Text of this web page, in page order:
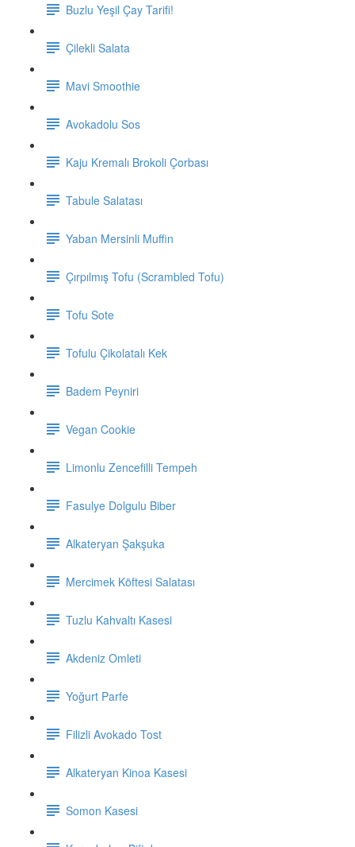
Buzlu Yeşil Çay Tarifi!
Çilekli Salata
Mavi Smoothie
Avokadolu Sos
Kaju Kremalı Brokoli Çorbası
Tabule Salatası
Yaban Mersinli Muffin
Çırpılmış Tofu (Scrambled Tofu)
Tofu Sote
Tofulu Çikolatalı Kek
Badem Peyniri
Vegan Cookie
Limonlu Zencefilli Tempeh
Fasulye Dolgulu Biber
Alkateryan Şakşuka
Mercimek Köftesi Salatası
Tuzlu Kahvaltı Kasesi
Akdeniz Omleti
Yoğurt Parfe
Filizli Avokado Tost
Alkateryan Kinoa Kasesi
Somon Kasesi